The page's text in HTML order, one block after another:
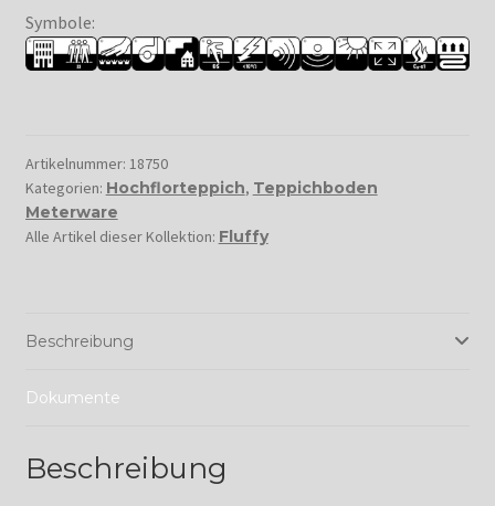
Symbole:
Artikelnummer: 18750
Kategorien: Hochflorteppich, Teppichboden
Meterware
Alle Artikel dieser Kollektion: Fluffy
Beschreibung
Dokumente
Beschreibung